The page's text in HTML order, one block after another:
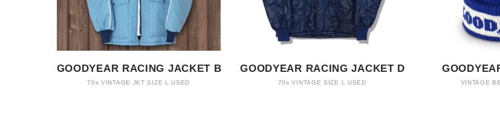
GOODYEAR RACING JACKET B
70s VINTAGE JKT SIZE L USED
GOODYEAR RACING JACKET D
70s VINTAGE SIZE L USED VINTAGE